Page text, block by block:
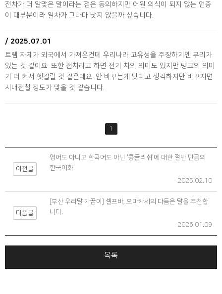
전차가 더 알맞은 말이라는 점은 동의하지만 어원 의식이 되지 않는 언중
이 대부분이라 열차가 그나마 낫지 않을까 싶습니다.
/ 2025.07.01
트램 자체가 외국에서 가져온건데 우리나라 고유성을 주장하기엔 무리가
있는 것 같아요. 또한 전차라고 하면 전기 차의 의미도 있지만 탱크의 의미
가 더 커서 헷갈릴 것 같은데요. 안 바꾸는게 낫다고 생각하지만 바꾸자면
시내전철 정도가 맞을 것 같습니다.
1
이전글
영어도 아니고 한국어도 아닌 '콩글리쉬'에 대한 절반 만큼의
한국어화
2025.02.10
다음글
[부산 우리말 가꿈이] 셀프바, 오마카세의 다듬은 말을 추천합
니다.
2026.01.09
목록